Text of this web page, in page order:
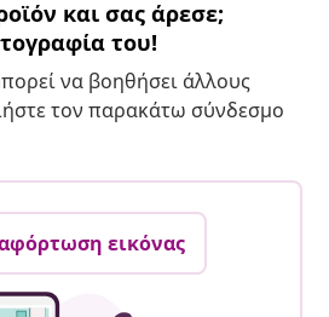
και σας άρεσε;
του!
να βοηθήσει άλλους
τον παρακάτω σύνδεσμο
εικόνας